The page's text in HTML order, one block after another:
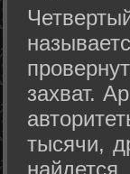
захват.
тысячи,